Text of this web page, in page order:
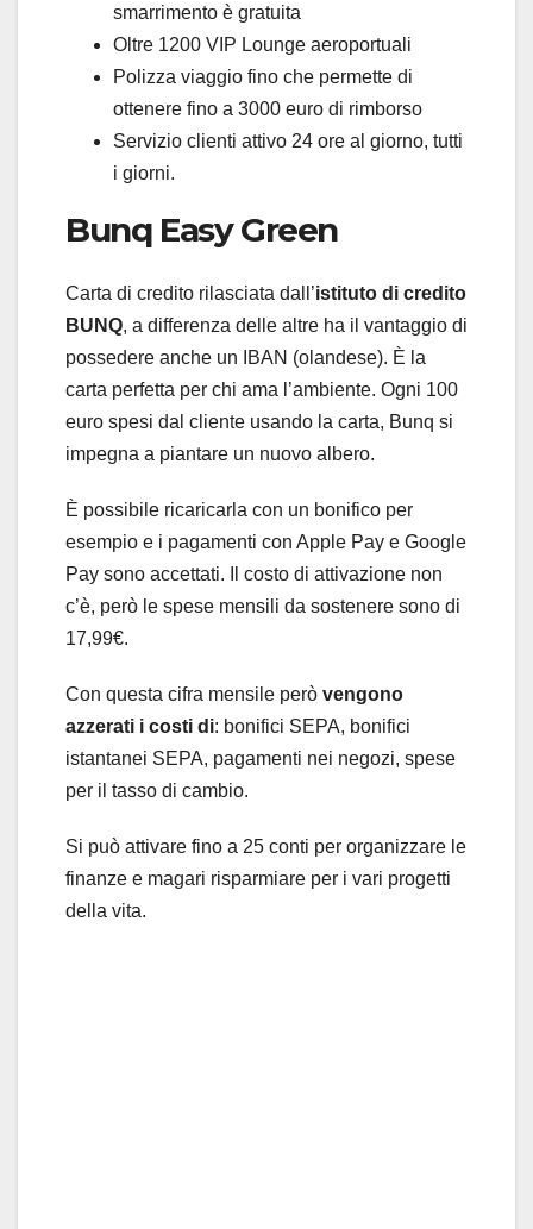
smarrimento è gratuita
Oltre 1200 VIP Lounge aeroportuali
Polizza viaggio fino che permette di
ottenere fino a 3000 euro di rimborso
Servizio clienti attivo 24 ore al giorno, tutti
i giorni.
Bunq Easy Green
Carta di credito rilasciata dall’istituto di credito
BUNQ, a differenza delle altre ha il vantaggio di
possedere anche un IBAN (olandese). È la
carta perfetta per chi ama l’ambiente. Ogni 100
euro spesi dal cliente usando la carta, Bunq si
impegna a piantare un nuovo albero.
È possibile ricaricarla con un bonifico per
esempio e i pagamenti con Apple Pay e Google
Pay sono accettati. Il costo di attivazione non
c’è, però le spese mensili da sostenere sono di
17,99€.
Con questa cifra mensile però vengono
azzerati i costi di: bonifici SEPA, bonifici
istantanei SEPA, pagamenti nei negozi, spese
per il tasso di cambio.
Si può attivare fino a 25 conti per organizzare le
finanze e magari risparmiare per i vari progetti
della vita.